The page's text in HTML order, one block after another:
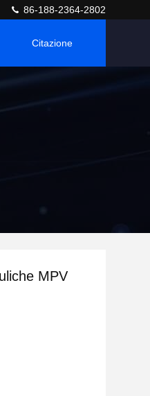
86-188-2364-2802
Citazione
MPV